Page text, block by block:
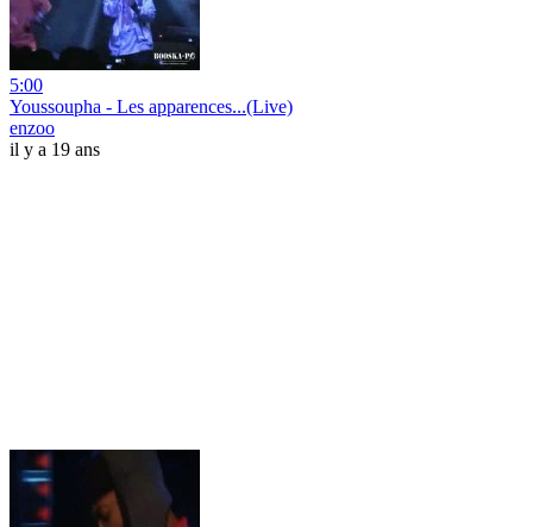
5:00
Youssoupha - Les apparences...(Live)
enzoo
il y a 19 ans